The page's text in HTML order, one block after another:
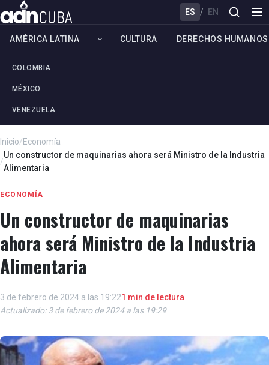
ES / EN
AMÉRICA LATINA
COLOMBIA
MÉXICO
VENEZUELA
CULTURA DERECHOS HUMANOS
Inicio/Economía
/
Un constructor de maquinarias ahora será Ministro de la Industria
Alimentaria
ECONOMÍA
Un constructor de maquinarias
ahora será Ministro de la Industria
Alimentaria
3 de febrero de 2024 a las 19:221 min de lectura
Actualizado: 3 de febrero de 2024 a las 19:29